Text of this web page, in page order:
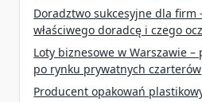
Doradztwo sukcesyjne dla firm
właściwego doradcę i czego
Loty biznesowe w Warszawie
po rynku prywatnych czarterów
Producent opakowań